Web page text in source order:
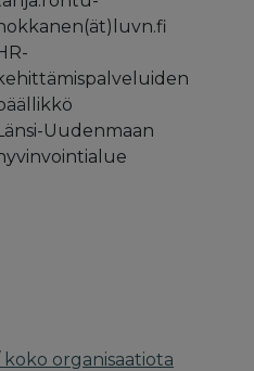
Uudenmaan
koko organisaatiota